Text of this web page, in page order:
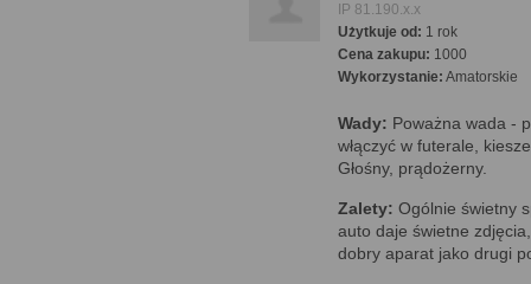
IP 81.190.x.x
Użytkuje od: 1 rok
Cena zakupu: 1000
Wykorzystanie: Amatorskie
Wady: Poważna wada -
włączyć w futerale,
Głośny, prądożerny.
Zalety: Ogólnie świetny
auto daje świetne
dobry aparat jako drugi